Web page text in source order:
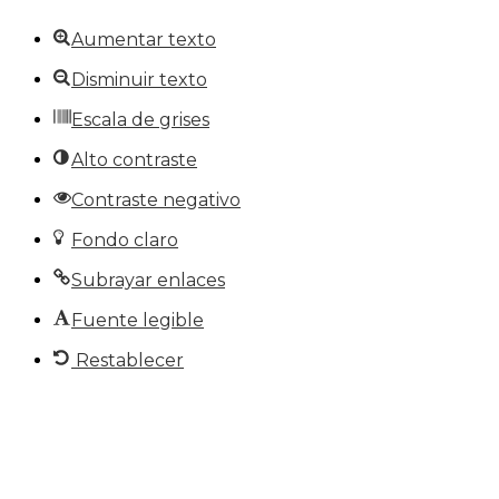
Aumentar texto
Disminuir texto
Escala de grises
Alto contraste
Contraste negativo
Fondo claro
Subrayar enlaces
Fuente legible
Restablecer